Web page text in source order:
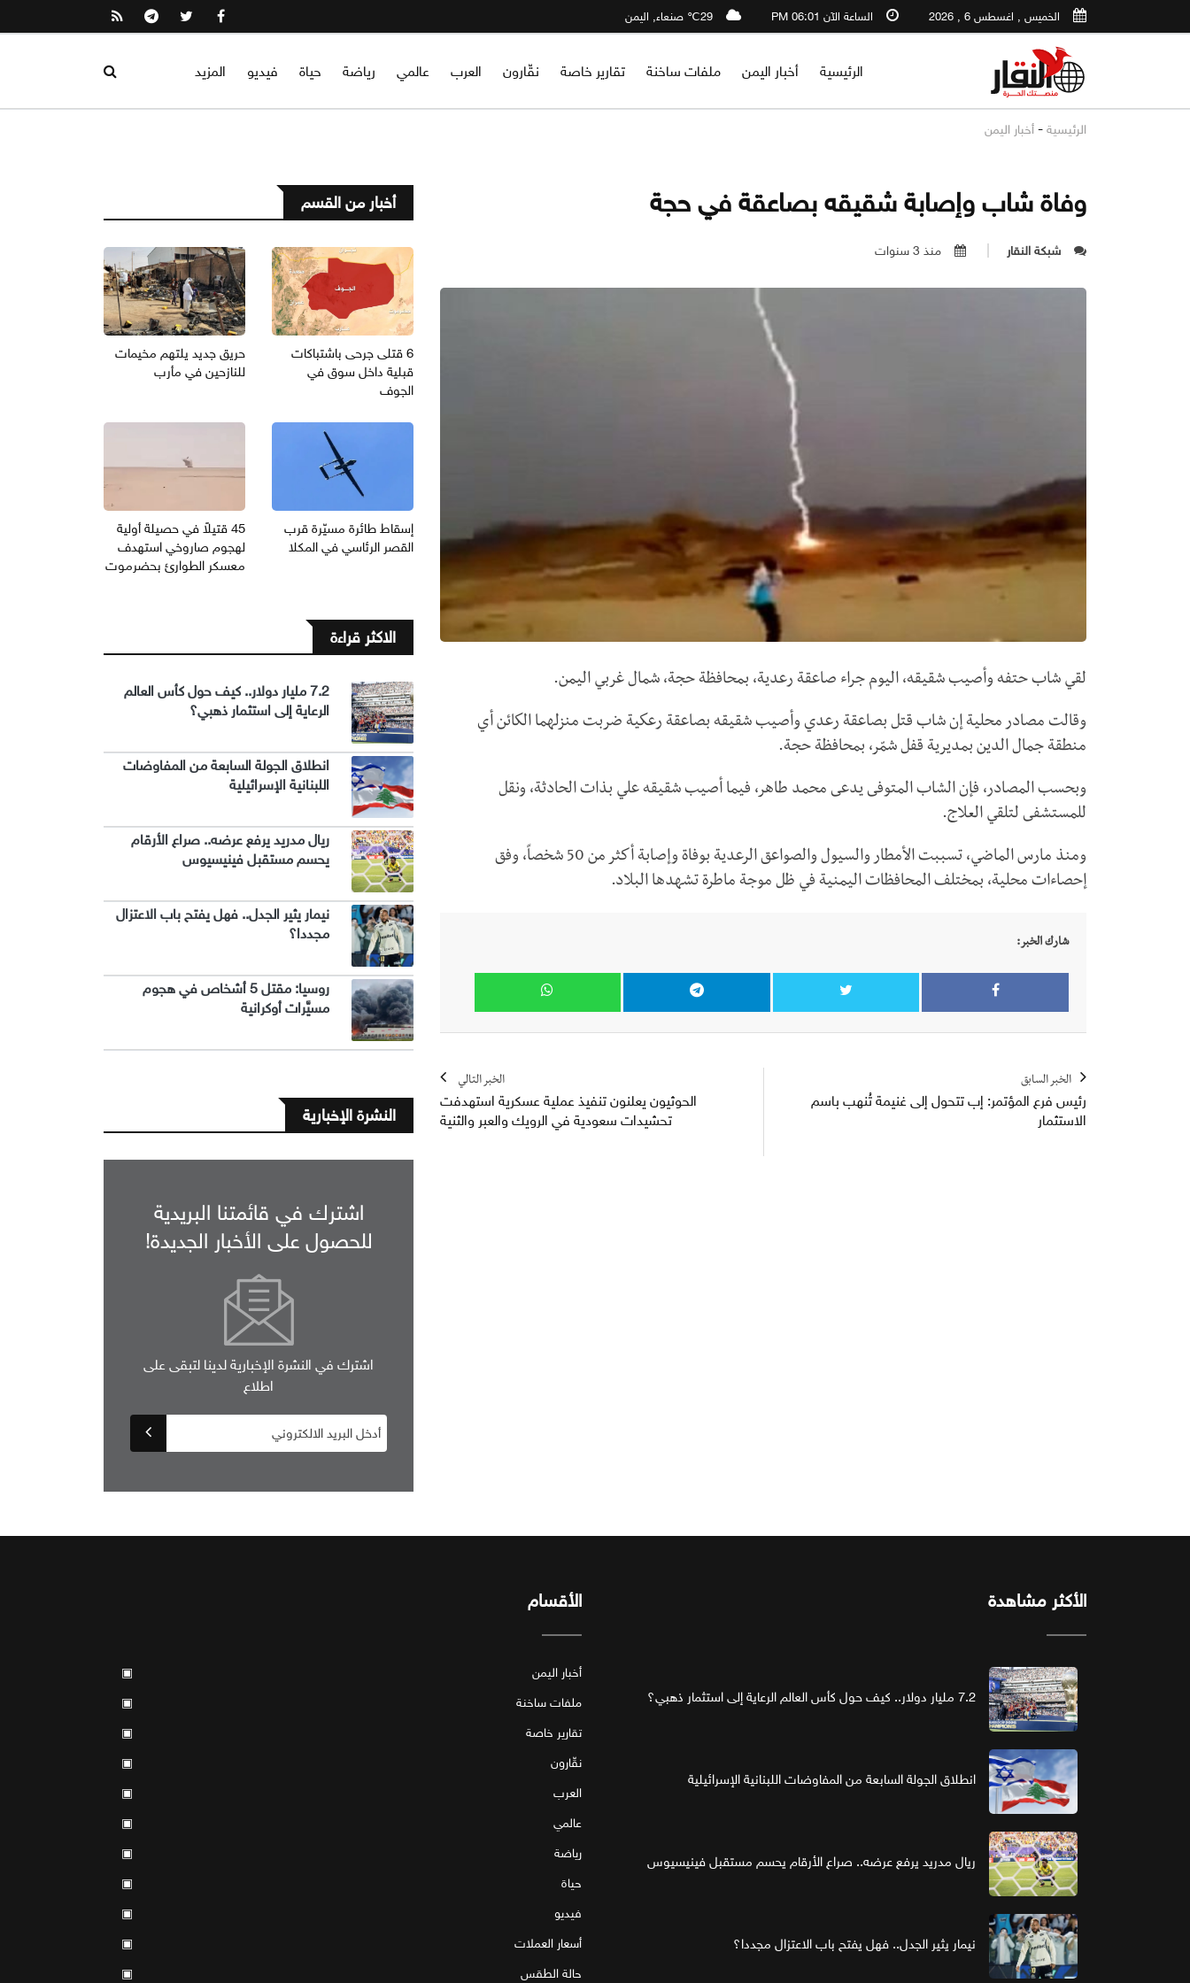
الخميس , اغسطس 6 , 2026 الساعة الآن 06:01 PM 29℃ صنعاء, اليمن
الرئيسية أخبار اليمن ملفات ساخنة تقارير خاصة نقّارون العرب عالمي رياضة حياة فيديو المزيد
الرئيسية - أخبار اليمن
وفاة شاب وإصابة شقيقه بصاعقة في حجة
شبكة النقار منذ 3 سنوات
لقي شاب حتفه وأصيب شقيقه، اليوم جراء صاعقة رعدية، بمحافظة حجة، شمال غربي اليمن.
وقالت مصادر محلية إن شاب قتل بصاعقة رعدي وأصيب شقيقه بصاعقة رعكية ضربت منزلهما الكائن أي
منطقة جمال الدين بمديرية قفل شمّر، بمحافظة حجة.
وبحسب المصادر، فإن الشاب المتوفى يدعى محمد طاهر، فيما أصيب شقيقه علي بذات الحادثة، ونقل
للمستشفى لتلقي العلاج.
ومنذ مارس الماضي، تسببت الأمطار والسيول والصواعق الرعدية بوفاة وإصابة أكثر من 50 شخصاً، وفق
إحصاءات محلية، بمختلف المحافظات اليمنية في ظل موجة ماطرة تشهدها البلاد.
شارك الخبر:
الخبر السابق
رئيس فرع المؤتمر: إب تتحول إلى غنيمة تُنهب باسم
الاستثمار
الخبر التالي
الحوثيون يعلنون تنفيذ عملية عسكرية استهدفت
تحشيدات سعودية في الرويك والعبر والثنية
أخبار من القسم
6 قتلى جرحى باشتباكات
قبلية داخل سوق في
الجوف
حريق جديد يلتهم مخيمات
للنازحين في مأرب
إسقاط طائرة مسيّرة قرب
القصر الرئاسي في المكلا
45 قتيلاً في حصيلة أولية
لهجوم صاروخي استهدف
معسكر الطوارئ بحضرموت
الاكثر قراءة
7.2 مليار دولار.. كيف حول كأس العالم
الرعاية إلى استثمار ذهبي؟
انطلاق الجولة السابعة من المفاوضات
اللبنانية الإسرائيلية
ريال مدريد يرفع عرضه.. صراع الأرقام
يحسم مستقبل فينيسيوس
نيمار يثير الجدل.. فهل يفتح باب الاعتزال
مجددا؟
روسيا: مقتل 5 أشخاص في هجوم
مسيَّرات أوكرانية
النشرة الإخبارية
اشترك في قائمتنا البريدية
للحصول على الأخبار الجديدة!
اشترك في النشرة الإخبارية لدينا لتبقى على
اطلاع
الأكثر مشاهدة
7.2 مليار دولار.. كيف حول كأس العالم الرعاية إلى استثمار ذهبي؟
انطلاق الجولة السابعة من المفاوضات اللبنانية الإسرائيلية
ريال مدريد يرفع عرضه.. صراع الأرقام يحسم مستقبل فينيسيوس
نيمار يثير الجدل.. فهل يفتح باب الاعتزال مجددا؟
الأقسام
أخبار اليمن
▣
ملفات ساخنة
▣
تقارير خاصة
▣
نقّارون
▣
العرب
▣
عالمي
▣
رياضة
▣
حياة
▣
فيديو
▣
أسعار العملات
▣
حالة الطقس
▣